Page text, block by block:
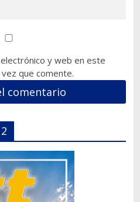
y web en este
que comente.